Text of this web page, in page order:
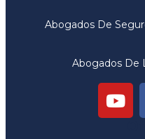
Abogados De
Abogados De